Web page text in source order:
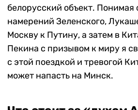
белорусский объект. Понимая
намерений Зеленского,
Москву к Путину, а затем в
Пекина с призывом к миру я
с этой поездкой и тревогой
может напасть на Минск.